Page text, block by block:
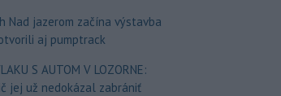
Nad jazerom začína výstavba
aj pumptrack
S AUTOM V LOZORNE:
jej už nedokázal zabrániť